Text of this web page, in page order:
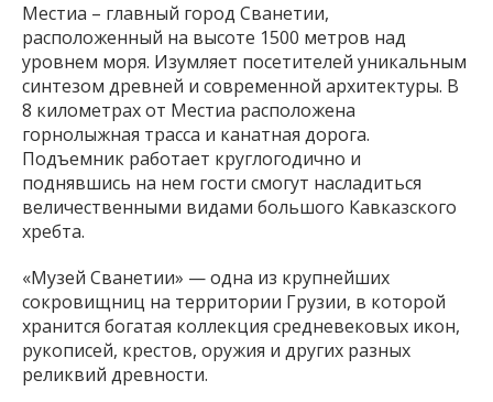
Местиа – главный город Сванетии,
расположенный на высоте 1500 метров над
уровнем моря. Изумляет посетителей уникальным
синтезом древней и современной архитектуры. В
8 километрах от Местиа расположена
горнолыжная трасса и канатная дорога.
Подъемник работает круглогодично и
поднявшись на нем гости смогут насладиться
величественными видами большого Кавказского
хребта.
«Музей Сванетии» — одна из крупнейших
сокровищниц на территории Грузии, в которой
хранится богатая коллекция средневековых икон,
рукописей, крестов, оружия и других разных
реликвий древности.